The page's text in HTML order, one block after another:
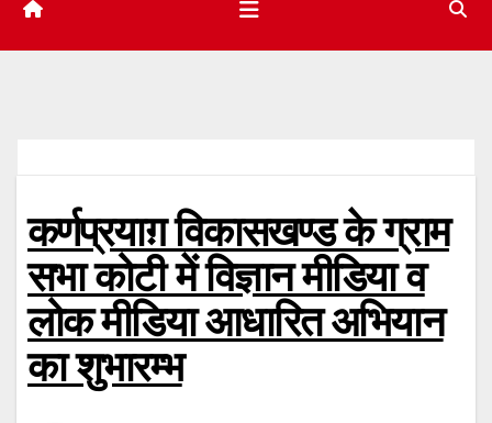
कर्णप्रयाग़ विकासखण्ड के ग्राम
सभा कोटी में विज्ञान मीडिया व
लोक मीडिया आधारित अभियान
का शुभारम्भ